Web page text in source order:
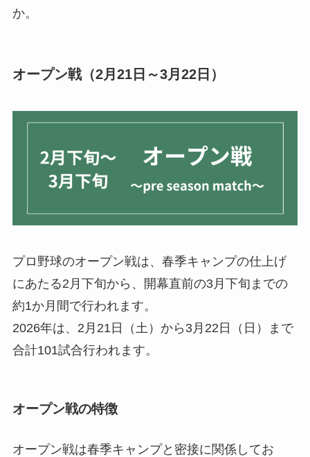
か。
オープン戦（2月21日～3月22日）
プロ野球のオープン戦は、春季キャンプの仕上げ
にあたる2月下旬から、開幕直前の3月下旬までの
約1か月間で行われます。
2026年は、2月21日（土）から3月22日（日）まで
合計101試合行われます。
オープン戦の特徴
オープン戦は春季キャンプと密接に関係してお